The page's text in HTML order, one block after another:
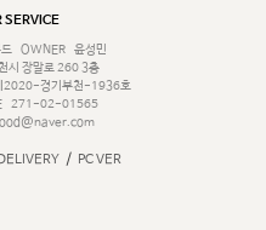
SERVICE
OWNER
윤성민
시 장말로 260 3층
2020-경기부천-1936호
271-02-01565
DELIVERY / PC VER